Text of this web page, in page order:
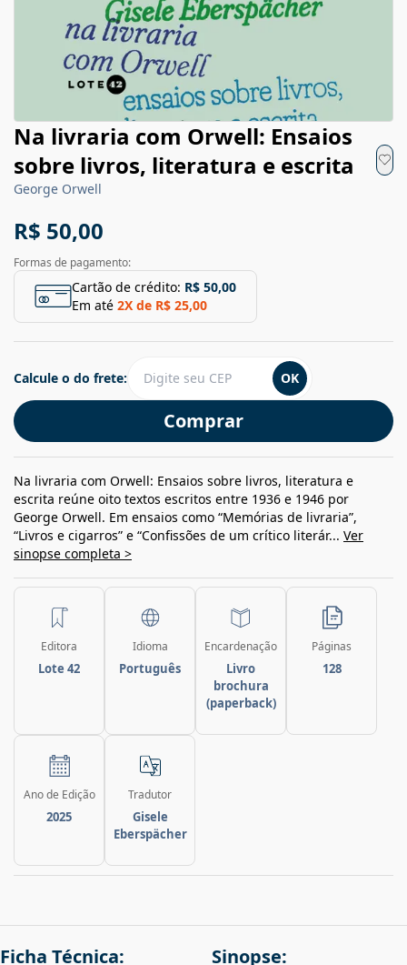
Na livraria com Orwell: Ensaios
sobre livros, literatura e escrita
George Orwell
R$ 50,00
Formas de pagamento:
Cartão de crédito: R$ 50,00
Em até 2X de R$ 25,00
Comprar
Calcule o do frete: OK
Na livraria com Orwell: Ensaios sobre livros, literatura e
escrita reúne oito textos escritos entre 1936 e 1946 por
George Orwell. Em ensaios como “Memórias de livraria”,
“Livros e cigarros” e “Confissões de um crítico literár... Ver
sinopse completa >
Editora
Lote 42
Idioma
Português
Encardenação
Livro
brochura
(paperback)
Páginas
128
Ano de Edição
2025
Tradutor
Gisele
Eberspächer
Ficha Técnica: Sinopse: